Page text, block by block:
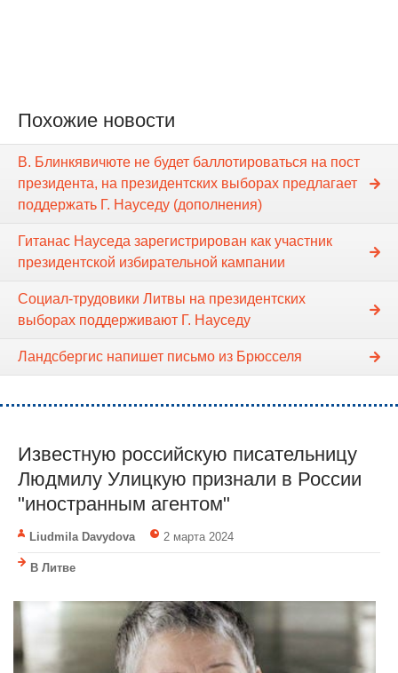
Похожие новости
В. Блинкявичюте не будет баллотироваться на пост
президента, на президентских выборах предлагает
поддержать Г. Науседу (дополнения)
Гитанас Науседа зарегистрирован как участник
президентской избирательной кампании
Социал-трудовики Литвы на президентских
выборах поддерживают Г. Науседу
Ландсбергис напишет письмо из Брюсселя
Известную российскую писательницу
Людмилу Улицкую признали в России
"иностранным агентом"
Liudmila Davydova 2 марта 2024
В Литве